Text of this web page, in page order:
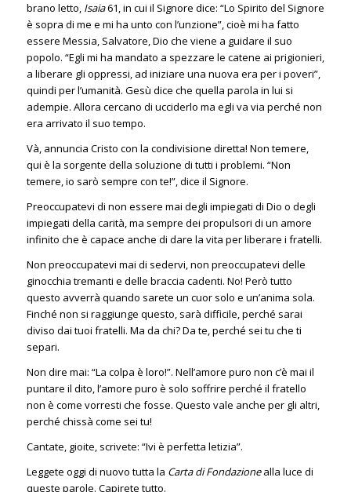
brano letto, Isaia61, in cui il Signore dice: “Lo Spirito del Signore
è sopra di me e mi ha unto con l’unzione”, cioè mi ha fatto
essere Messia, Salvatore, Dio che viene a guidare il suo
popolo. “Egli mi ha mandato a spezzare le catene ai prigionieri,
a liberare gli oppressi, ad iniziare una nuova era per i poveri”,
quindi per l’umanità. Gesù dice che quella parola in lui si
adempie. Allora cercano di ucciderlo ma egli va via perché non
era arrivato il suo tempo.
Và, annuncia Cristo con la condivisione diretta! Non temere,
qui è la sorgente della soluzione di tutti i problemi. “Non
temere, io sarò sempre con te!”, dice il Signore.
Preoccupatevi di non essere mai degli impiegati di Dio o degli
impiegati della carità, ma sempre dei propulsori di un amore
infinito che è capace anche di dare la vita per liberare i fratelli.
Non preoccupatevi mai di sedervi, non preoccupatevi delle
ginocchia tremanti e delle braccia cadenti. No! Però tutto
questo avverrà quando sarete un cuor solo e un’anima sola.
Finché non si raggiunge questo, sarà difficile, perché sarai
diviso dai tuoi fratelli. Ma da chi? Da te, perché sei tu che ti
separi.
Non dire mai: “La colpa è loro!”. Nell’amore puro non c’è mai il
puntare il dito, l’amore puro è solo soffrire perché il fratello
non è come vorresti che fosse. Questo vale anche per gli altri,
perché chissà come sei tu!
Cantate, gioite, scrivete: “Ivi è perfetta letizia”.
Leggete oggi di nuovo tutta la Carta di Fondazionealla luce di
queste parole. Capirete tutto.